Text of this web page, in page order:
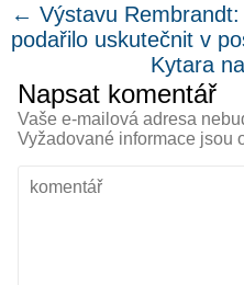
← Výstavu
podařilo uskutečnit v
Kytara
Napsat komentář
Vaše e-mailová adresa
Vyžadované informace jsou